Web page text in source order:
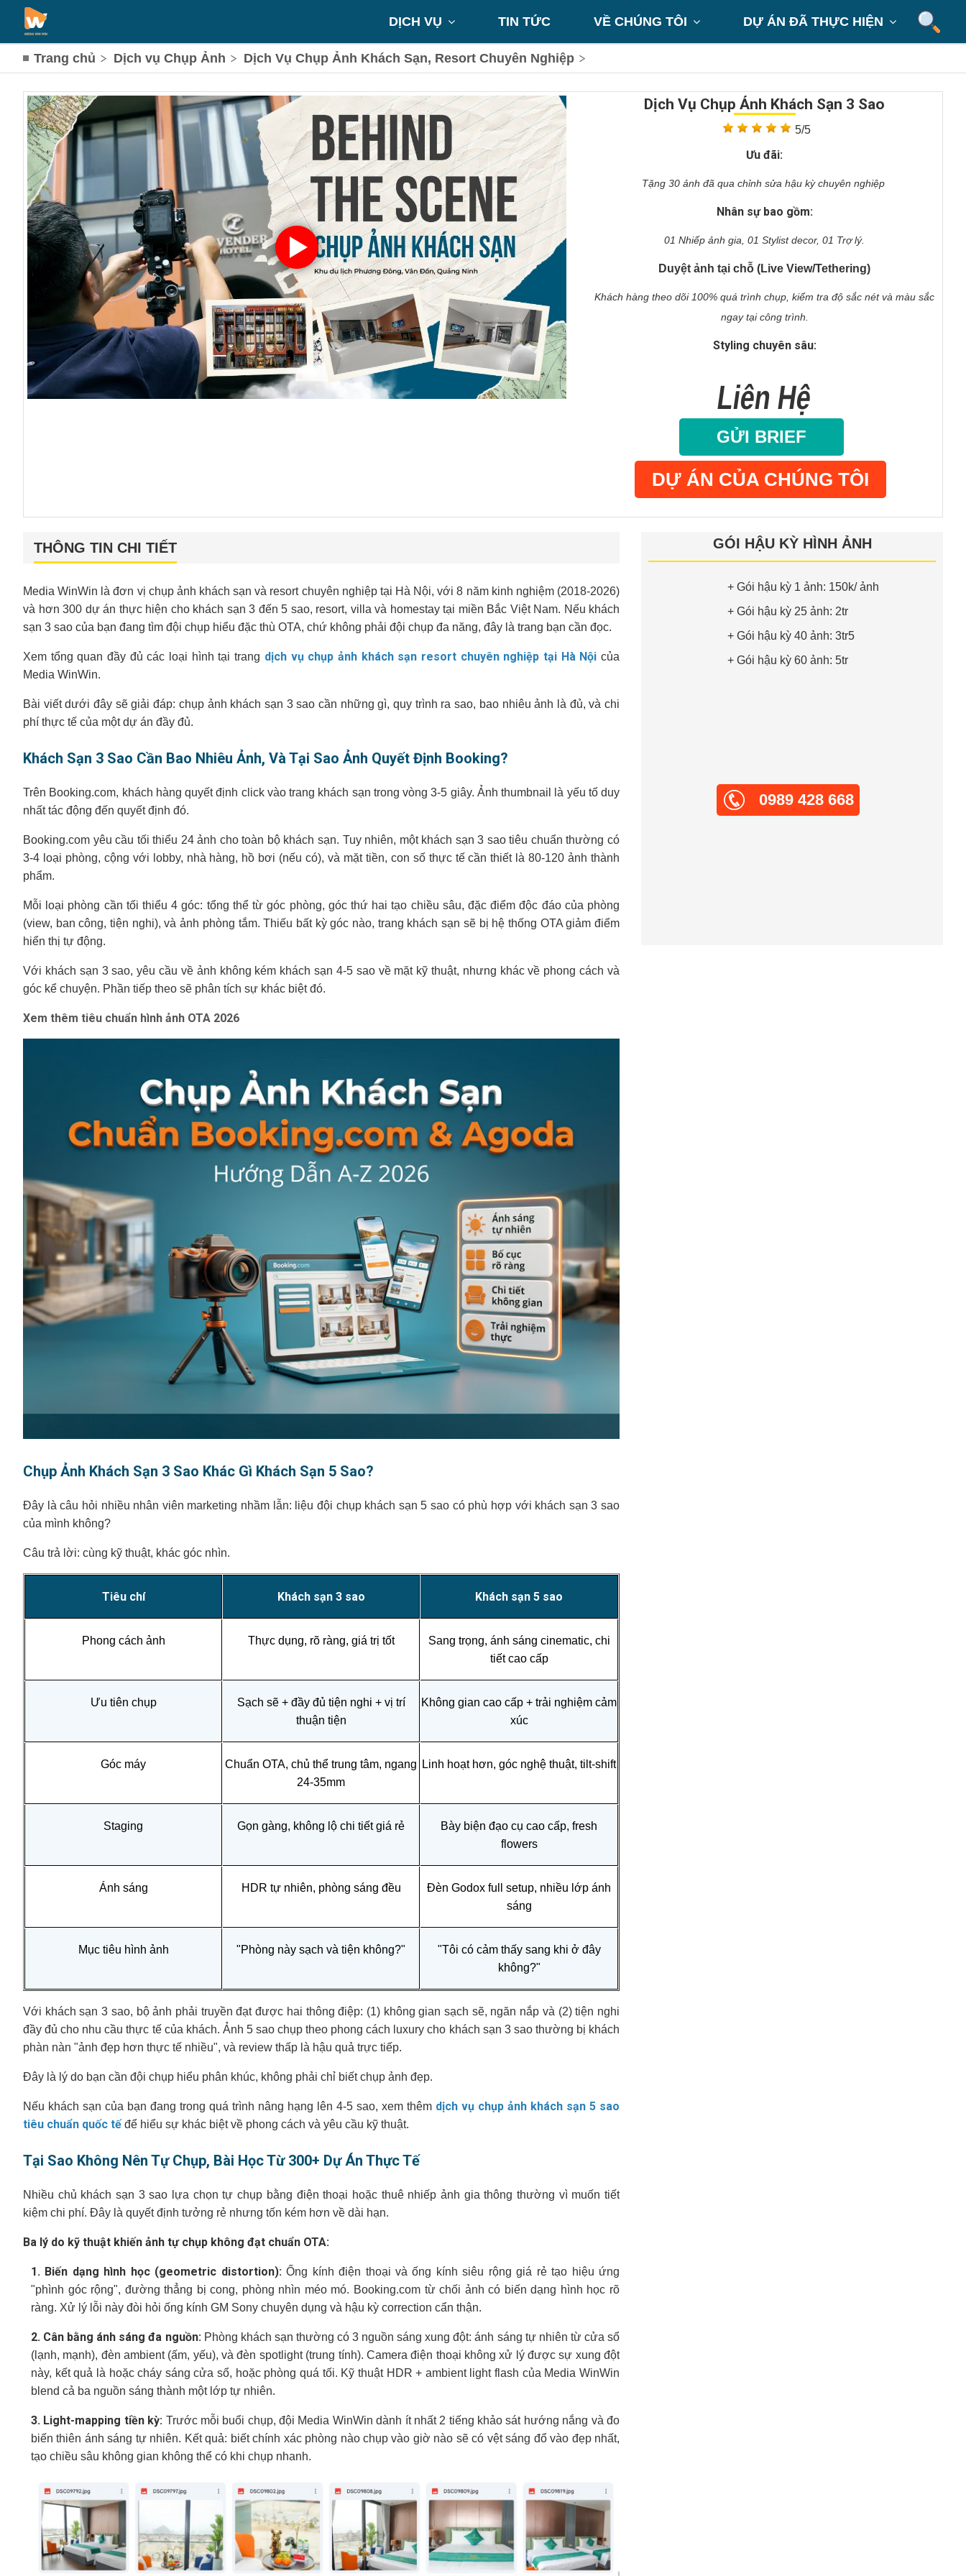
DỰ ÁN ĐÃ THỰC HIỆN 
VỀ CHÚNG TÔI 
TIN TỨC
DỊCH VỤ 
Trang chủ Dịch vụ Chụp Ảnh Dịch Vụ Chụp Ảnh Khách Sạn, Resort Chuyên Nghiệp
Dịch Vụ Chụp Ảnh Khách Sạn 3 Sao
5/5
Ưu đãi:
Tặng 30 ảnh đã qua chỉnh sửa hậu kỳ chuyên nghiệp
Nhân sự bao gồm:
01 Nhiếp ảnh gia, 01 Stylist decor, 01 Trợ lý.
Duyệt ảnh tại chỗ (Live View/Tethering)
Khách hàng theo dõi 100% quá trình chụp, kiểm tra độ sắc nét và màu sắc
ngay tại công trình.
Styling chuyên sâu:
Kỹ thuật HDR cao cấp:
Kỹ thuật cân bằng sáng tuyệt đối (Trong sáng - Ngoài rõ)
Bàn giao siêu tốc:
3-5 ngày (Sẵn sàng cho hồ sơ năng lực/đăng báo).
Đầy đủ bản quyền:
Khách hàng toàn quyền sử dụng thương mại, in ấn khổ lớn.
Liên Hệ
GỬI BRIEF
DỰ ÁN CỦA CHÚNG TÔI
THÔNG TIN CHI TIẾT
Media WinWin là đơn vị chụp ảnh khách sạn và resort chuyên nghiệp tại Hà Nội, với 8 năm kinh nghiệm (2018-2026)
và hơn 300 dự án thực hiện cho khách sạn 3 đến 5 sao, resort, villa và homestay tại miền Bắc Việt Nam. Nếu khách
sạn 3 sao của bạn đang tìm đội chụp hiểu đặc thù OTA, chứ không phải đội chụp đa năng, đây là trang bạn cần đọc.
Xem tổng quan đầy đủ các loại hình tại trang dịch vụ chụp ảnh khách sạn resort chuyên nghiệp tại Hà Nội của
Media WinWin.
Bài viết dưới đây sẽ giải đáp: chụp ảnh khách sạn 3 sao cần những gì, quy trình ra sao, bao nhiêu ảnh là đủ, và chi
phí thực tế của một dự án đầy đủ.
Khách Sạn 3 Sao Cần Bao Nhiêu Ảnh, Và Tại Sao Ảnh Quyết Định Booking?
Trên Booking.com, khách hàng quyết định click vào trang khách sạn trong vòng 3-5 giây. Ảnh thumbnail là yếu tố duy
nhất tác động đến quyết định đó.
Booking.com yêu cầu tối thiểu 24 ảnh cho toàn bộ khách sạn. Tuy nhiên, một khách sạn 3 sao tiêu chuẩn thường có
3-4 loại phòng, cộng với lobby, nhà hàng, hồ bơi (nếu có), và mặt tiền, con số thực tế cần thiết là 80-120 ảnh thành
phẩm.
Mỗi loại phòng cần tối thiểu 4 góc: tổng thể từ góc phòng, góc thứ hai tạo chiều sâu, đặc điểm độc đáo của phòng
(view, ban công, tiện nghi), và ảnh phòng tắm. Thiếu bất kỳ góc nào, trang khách sạn sẽ bị hệ thống OTA giảm điểm
hiển thị tự động.
Với khách sạn 3 sao, yêu cầu về ảnh không kém khách sạn 4-5 sao về mặt kỹ thuật, nhưng khác về phong cách và
góc kể chuyện. Phần tiếp theo sẽ phân tích sự khác biệt đó.
Xem thêm tiêu chuẩn hình ảnh OTA 2026
Chụp Ảnh Khách Sạn 3 Sao Khác Gì Khách Sạn 5 Sao?
Đây là câu hỏi nhiều nhân viên marketing nhầm lẫn: liệu đội chụp khách sạn 5 sao có phù hợp với khách sạn 3 sao
của mình không?
Câu trả lời: cùng kỹ thuật, khác góc nhìn.
Tiêu chí Khách sạn 3 sao Khách sạn 5 sao
Phong cách ảnh Thực dụng, rõ ràng, giá trị tốt
Sang trọng, ánh sáng cinematic, chi
tiết cao cấp
Ưu tiên chụp
Sạch sẽ + đầy đủ tiện nghi + vị trí
thuận tiện
Không gian cao cấp + trải nghiệm cảm
xúc
Góc máy
Chuẩn OTA, chủ thể trung tâm, ngang
24-35mm
Linh hoạt hơn, góc nghệ thuật, tilt-shift
Staging Gọn gàng, không lộ chi tiết giá rẻ
Bày biện đạo cụ cao cấp, fresh
flowers
Ánh sáng HDR tự nhiên, phòng sáng đều
Đèn Godox full setup, nhiều lớp ánh
sáng
Mục tiêu hình ảnh "Phòng này sạch và tiện không?"
"Tôi có cảm thấy sang khi ở đây
không?"
Với khách sạn 3 sao, bộ ảnh phải truyền đạt được hai thông điệp: (1) không gian sạch sẽ, ngăn nắp và (2) tiện nghi
đầy đủ cho nhu cầu thực tế của khách. Ảnh 5 sao chụp theo phong cách luxury cho khách sạn 3 sao thường bị khách
phàn nàn "ảnh đẹp hơn thực tế nhiều", và review thấp là hậu quả trực tiếp.
Đây là lý do bạn cần đội chụp hiểu phân khúc, không phải chỉ biết chụp ảnh đẹp.
Nếu khách sạn của bạn đang trong quá trình nâng hạng lên 4-5 sao, xem thêm dịch vụ chụp ảnh khách sạn 5 sao
tiêu chuẩn quốc tế để hiểu sự khác biệt về phong cách và yêu cầu kỹ thuật.
Tại Sao Không Nên Tự Chụp, Bài Học Từ 300+ Dự Án Thực Tế
Nhiều chủ khách sạn 3 sao lựa chọn tự chụp bằng điện thoại hoặc thuê nhiếp ảnh gia thông thường vì muốn tiết
kiệm chi phí. Đây là quyết định tưởng rẻ nhưng tốn kém hơn về dài hạn.
Ba lý do kỹ thuật khiến ảnh tự chụp không đạt chuẩn OTA:
1. Biến dạng hình học (geometric distortion):Ống kính điện thoại và ống kính siêu rộng giá rẻ tạo hiệu ứng
"phình góc rộng", đường thẳng bị cong, phòng nhìn méo mó. Booking.com từ chối ảnh có biến dạng hình học rõ
ràng. Xử lý lỗi này đòi hỏi ống kính GM Sony chuyên dụng và hậu kỳ correction cẩn thận.
2. Cân bằng ánh sáng đa nguồn: Phòng khách sạn thường có 3 nguồn sáng xung đột: ánh sáng tự nhiên từ cửa sổ
(lạnh, mạnh), đèn ambient (ấm, yếu), và đèn spotlight (trung tính). Camera điện thoại không xử lý được sự xung đột
này, kết quả là hoặc cháy sáng cửa sổ, hoặc phòng quá tối. Kỹ thuật HDR + ambient light flash của Media WinWin
blend cả ba nguồn sáng thành một lớp tự nhiên.
3. Light-mapping tiền kỳ: Trước mỗi buổi chụp, đội Media WinWin dành ít nhất 2 tiếng khảo sát hướng nắng và đo
biến thiên ánh sáng tự nhiên. Kết quả: biết chính xác phòng nào chụp vào giờ nào sẽ có vệt sáng đổ vào đẹp nhất,
tạo chiều sâu không gian không thể có khi chụp nhanh.
GÓI HẬU KỲ HÌNH ẢNH
+ Gói hậu kỳ 1 ảnh: 150k/ ảnh
+ Gói hậu kỳ 25 ảnh: 2tr
+ Gói hậu kỳ 40 ảnh: 3tr5
+ Gói hậu kỳ 60 ảnh: 5tr
0989 428 668